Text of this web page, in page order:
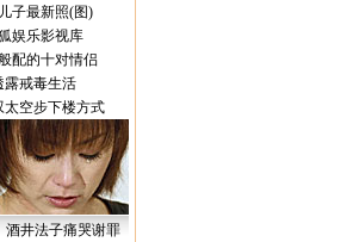
子最新照(图)
娱乐影视库
配的十对情侣
露戒毒生活
太空步下楼方式
酒井法子痛哭谢罪